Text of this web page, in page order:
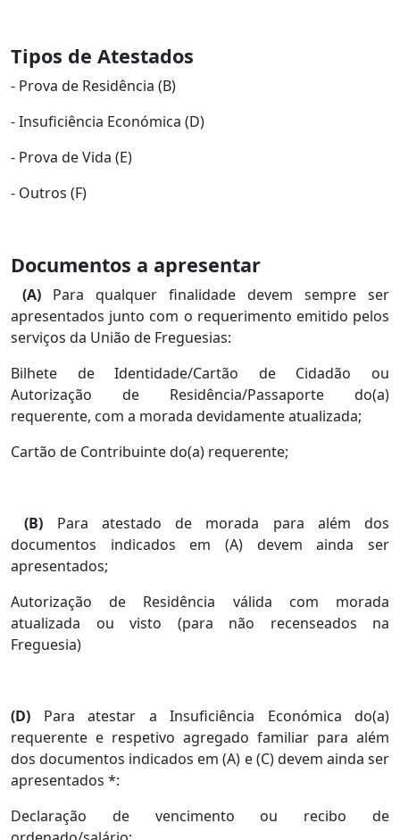
Tipos de Atestados
- Prova de Residência (B)
- Insuficiência Económica (D)
- Prova de Vida (E)
- Outros (F)
Documentos a apresentar
(A) Para qualquer finalidade devem sempre ser
apresentados junto com o requerimento emitido pelos
serviços da União de Freguesias:
Bilhete de Identidade/Cartão de Cidadão ou
Autorização de Residência/Passaporte do(a)
requerente, com a morada devidamente atualizada;
Cartão de Contribuinte do(a) requerente;
(B) Para atestado de morada para além dos
documentos indicados em (A) devem ainda ser
apresentados;
Autorização de Residência válida com morada
atualizada ou visto (para não recenseados na
Freguesia)
(D) Para atestar a Insuficiência Económica do(a)
requerente e respetivo agregado familiar para além
dos documentos indicados em (A) e (C) devem ainda ser
apresentados *:
Declaração de vencimento ou recibo de